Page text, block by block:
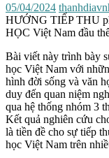
05/04/2024
HƯỚNG TIẾP THU
HỌC Việt Nam đầu
Bài viết này trình bày
học Việt Nam với
hình đời sống và văn
duy đến quan niệm
qua hệ thống nhóm 3
Kết quả nghiên cứu
là tiền đề cho sự tiếp
học Việt Nam trên